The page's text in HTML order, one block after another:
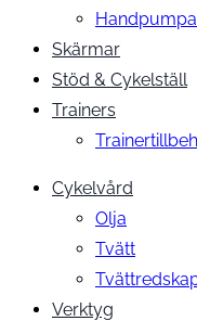
Skärmar
Stöd & Cykelställ
Trainers
Cykelvård
Olja
Tvätt
Verktyg